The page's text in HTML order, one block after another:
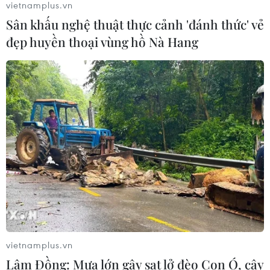
Xem thêm
CƠ QUAN CHỦ QUẢN: THÔNG TẤN XÃ VIỆT NAM
Tổng Biên tập: TRẦN TIẾN DUẨN
Phó Tổng Biên tập: NGUYỄN THỊ TÁM, KHÚC THANH
THỦY
Sở hữu trí tuệ
Quy định sử dụng
RSS
Ngôn ngữ
TTXVN
vietnamplus.vn
Sân khấu nghệ thuật thực cảnh 'đánh thức' vẻ
đẹp huyền thoại vùng hồ Nà Hang
vietnamplus.vn
Lâm Đồng: Mưa lớn gây sạt lở đèo Con Ó, cây